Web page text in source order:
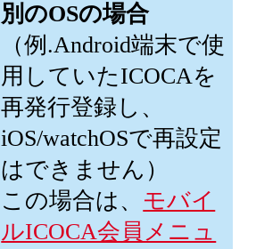
別のOSの場合
（例.Android端末で使
用していたICOCAを
再発行登録し、
iOS/watchOSで再設定
はできません）
この場合は、 モバイ
ルICOCA会員メニュ